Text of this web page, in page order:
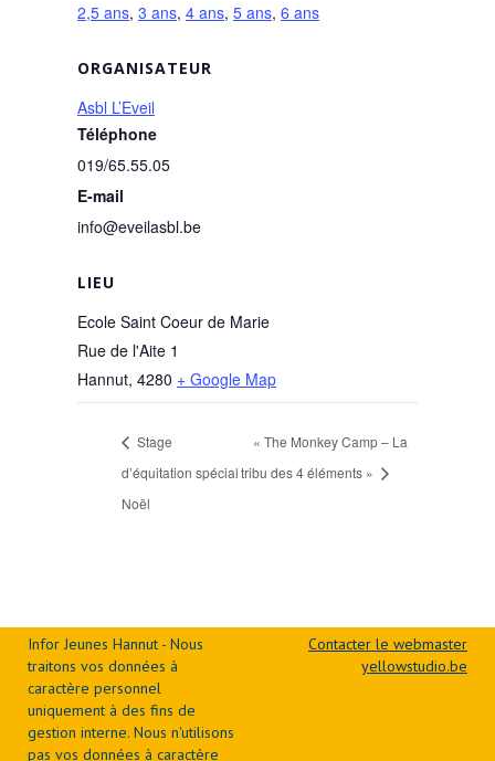
2,5 ans, 3 ans, 4 ans, 5 ans, 6 ans
LIEU
Ecole Saint Coeur de Marie
Rue de l'Aite 1
Hannut, 4280 + Google Map
ORGANISATEUR
Asbl L’Eveil
Téléphone
019/65.55.05
E-mail
info@eveilasbl.be
Stage
d’équitation spécial
Noël
« The Monkey Camp – La
tribu des 4 éléments »
Infor Jeunes Hannut - Nous
traitons vos données à
caractère personnel
uniquement à des fins de
gestion interne. Nous n'utilisons
pas vos données à caractère
Contacter le webmaster
yellowstudio.be